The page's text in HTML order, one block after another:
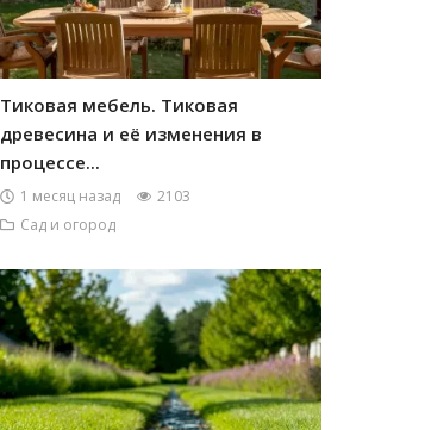
Тиковая мебель. Тиковая
древесина и её изменения в
процессе...
1 месяц назад
2103
Сад и огород